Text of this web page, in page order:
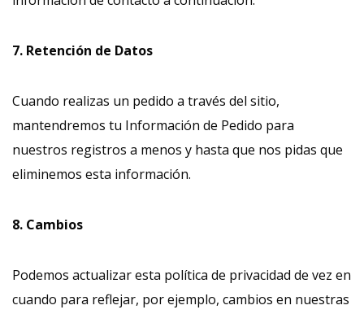
7. Retención de Datos
Cuando realizas un pedido a través del sitio,
mantendremos tu Información de Pedido para
nuestros registros a menos y hasta que nos pidas que
eliminemos esta información.
8. Cambios
Podemos actualizar esta política de privacidad de vez en
cuando para reflejar, por ejemplo, cambios en nuestras